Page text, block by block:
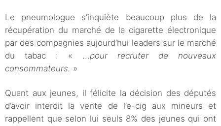
Le pneumologue s’inquiète beaucoup plus de la
récupération du marché de la cigarette électronique
par des compagnies aujourd’hui leaders sur le marché
du tabac : « …pour recruter de nouveaux
consommateurs. »
Quant aux jeunes, il félicite la décision des députés
d’avoir interdit la vente de l’e-cig aux mineurs et
rappellent que selon lui seuls 8% des jeunes qui ont